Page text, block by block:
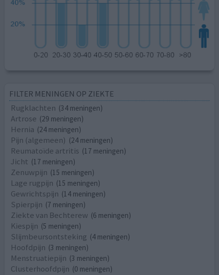
FILTER MENINGEN OP ZIEKTE
Rugklachten (34 meningen)
Artrose (29 meningen)
Hernia (24 meningen)
Pijn (algemeen) (24 meningen)
Reumatoïde artritis (17 meningen)
Jicht (17 meningen)
Zenuwpijn (15 meningen)
Lage rugpijn (15 meningen)
Gewrichtspijn (14 meningen)
Spierpijn (7 meningen)
Ziekte van Bechterew (6 meningen)
Kiespijn (5 meningen)
Slijmbeursontsteking (4 meningen)
Hoofdpijn (3 meningen)
Menstruatiepijn (3 meningen)
Clusterhoofdpijn (0 meningen)